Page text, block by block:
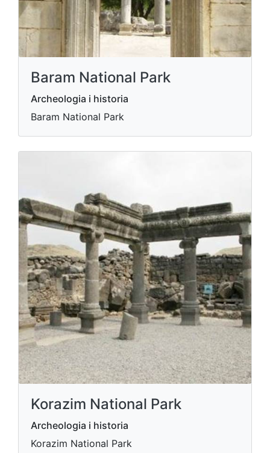
Baram National Park
Archeologia i historia
Baram National Park
Korazim National Park
Archeologia i historia
Korazim National Park